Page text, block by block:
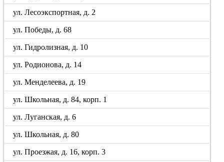
ул. Лесоэкспортная, д. 2
ул. Победы, д. 68
ул. Гидролизная, д. 10
ул. Родионова, д. 14
ул. Менделеева, д. 19
ул. Школьная, д. 84, корп. 1
ул. Луганская, д. 6
ул. Школьная, д. 80
ул. Проезжая, д. 16, корп. 3